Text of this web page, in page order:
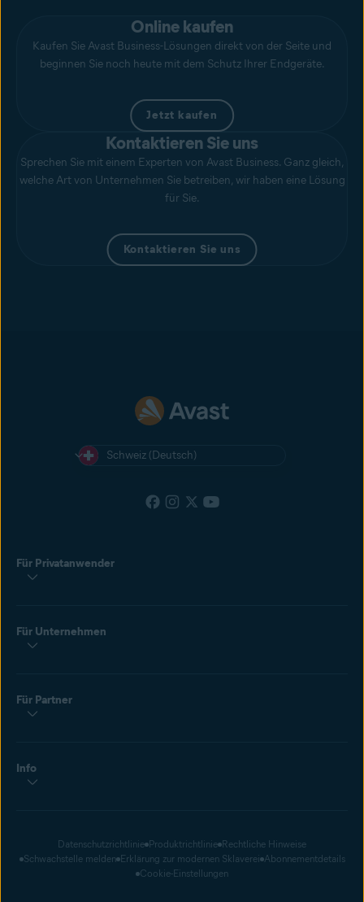
Online kaufen
Kaufen Sie Avast Business-Lösungen direkt von der Seite und
beginnen Sie noch heute mit dem Schutz Ihrer Endgeräte.
Jetzt kaufen
Kontaktieren Sie uns
Sprechen Sie mit einem Experten von Avast Business. Ganz gleich,
welche Art von Unternehmen Sie betreiben, wir haben eine Lösung
für Sie.
Kontaktieren Sie uns
Schweiz (Deutsch)
Für Privatanwender
Für Unternehmen
Für Partner
Info
Datenschutzrichtlinie Produktrichtlinie Rechtliche Hinweise
Schwachstelle melden Erklärung zur modernen Sklaverei Abonnementdetails
Cookie-Einstellungen